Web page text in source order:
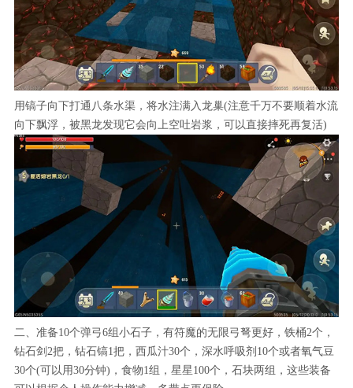
用镐子向下打通八条水渠，将水注满入龙巢(注意千万不要顺着水流
向下飘浮，被黑龙发现它会向上空吐岩浆，可以直接摔死再复活)
二、准备10个弹弓6组小石子，有符魔的无限弓弩更好，铁桶2个，
钻石剑2把，钻石镐1把，西瓜汁30个，深水呼吸剂10个或者氧气豆
30个(可以用30分钟)，食物1组，星星100个，石块两组，这些装备